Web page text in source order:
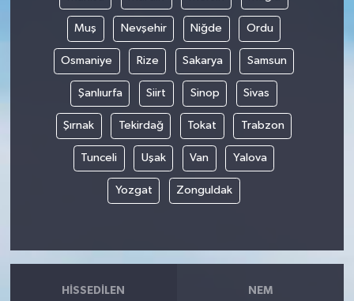
Muş Nevşehir Niğde Ordu
Osmaniye Rize Sakarya Samsun
Şanlıurfa Siirt Sinop Sivas
Şırnak Tekirdağ Tokat Trabzon
Tunceli Uşak Van Yalova
Yozgat Zonguldak
HISSEDILEN NEM